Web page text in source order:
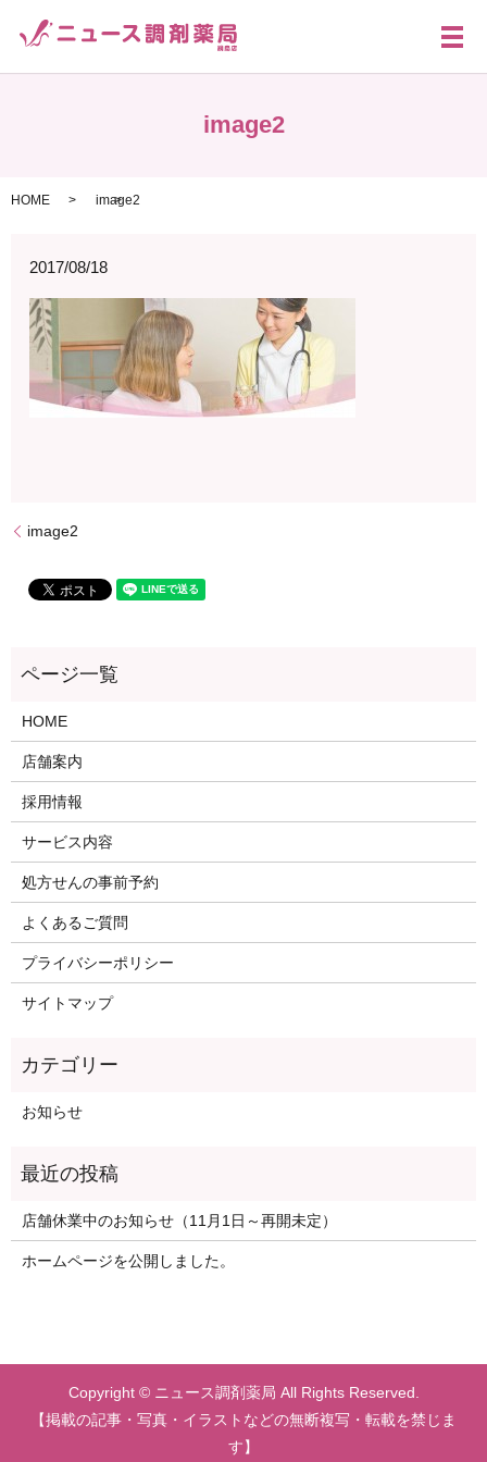
メ
image2
HOME image2
2017/08/18
image2
HOME
店舗案内
採用情報
サービス内容
処方せんの事前予約
よくあるご質問
プライバシーポリシー
サイトマップ
お知らせ
店舗休業中のお知らせ（11月1日～再開未定）
ホームページを公開しました。
Copyright © ニュース調剤薬局 All Rights Reserved.
【掲載の記事・写真・イラストなどの無断複写・転載を禁じま
す】